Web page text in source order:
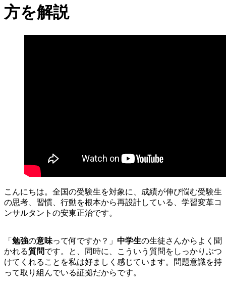
方を解説
こんにちは。全国の受験生を対象に、成績が伸び悩む受験生
の思考、習慣、行動を根本から再設計している、学習変革コ
ンサルタントの安東正治です。
「 勉強の意味って何ですか？」 中学生の生徒さんからよく聞
かれる質問です。と、同時に、こういう質問をしっかりぶつ
けてくれることを私は好ましく感じています。問題意識を持
って取り組んでいる証拠だからです。